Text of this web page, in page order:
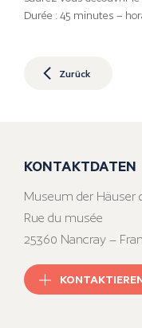
Durée : 45 minutes –
Zurück
KONTAKTDATEN
Museum der Häuser
Rue du musée
25360 Nancray –